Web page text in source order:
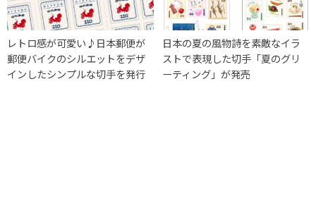
レトロ感が可愛い♪日本郵便が
郵便バイクのシルエットをデザ
インしたシンプルな切手を発行
日本の夏の風物詩を素敵なイラ
ストで表現した切手「夏のグリ
ーティング」が発売